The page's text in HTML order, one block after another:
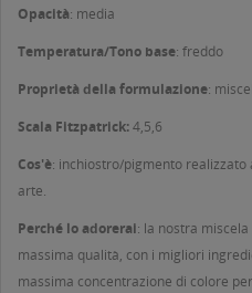
Opacità: media
Temperatura/Tono base: freddo
Proprietà della formulazione:
Scala Fitzpatrick:4,5,6
Cos'è: inchiostro/pigmento
arte.
Perché lo adorerai: la nostra
massima qualità, con i migliori
massima concentrazione di colore